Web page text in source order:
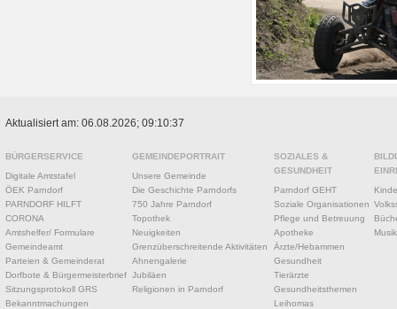
Aktualisiert am: 06.08.2026; 09:10:37
BÜRGERSERVICE
Digitale Amtstafel
ÖEK Parndorf
PARNDORF HILFT
CORONA
Amtshelfer/ Formulare
Gemeindeamt
Parteien & Gemeinderat
Dorfbote & Bürgermeisterbrief
Sitzungsprotokoll GRS
Bekanntmachungen
GEMEINDEPORTRAIT
Unsere Gemeinde
Die Geschichte Parndorfs
750 Jahre Parndorf
Topothek
Neuigkeiten
Grenzüberschreitende Aktivitäten
Ahnengalerie
Jubiläen
Religionen in Parndorf
SOZIALES &
GESUNDHEIT
Parndorf GEHT
Soziale Organisationen
Pflege und Betreuung
Apotheke
Ärzte/Hebammen
Gesundheit
Tierärzte
Gesundheitsthemen
Leihomas